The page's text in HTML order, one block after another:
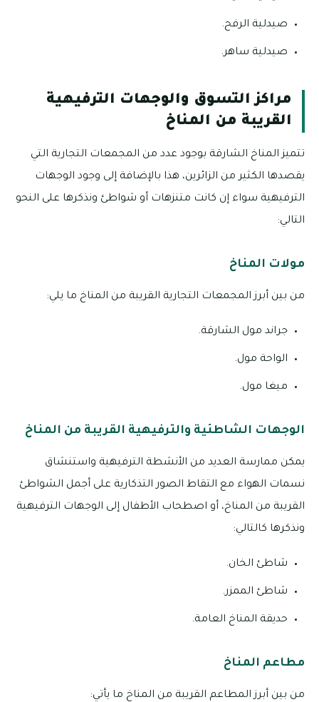
صيدلية الرفح.
صيدلية ساهر.
مراكز التسوق والوجهات الترفيهية
القريبة من المناخ
تتميز المناخ الشارقة بوجود عدد من المجمعات التجارية التي
يقصدها الكثير من الزائرين، هذا بالإضافة إلى وجود الوجهات
الترفيهية سواء إن كانت متنزهات أو شواطئ ونذكرها على النحو
التالي:
مولات المناخ
من بين أبرز المجمعات التجارية القريبة من المناخ ما يلي:
جراند مول الشارقة.
الواحة مول.
ميغا مول.
الوجهات الشاطئية والترفيهية القريبة من المناخ
يمكن ممارسة العديد من الأنشطة الترفيهية واستنشاق
نسمات الهواء مع التقاط الصور التذكارية على أجمل الشواطئ
القريبة من المناخ، أو اصطحاب الأطفال إلى الوجهات الترفيهية
ونذكرها كالتالي:
شاطئ الخان.
شاطئ الممزر.
حديقة المناخ العامة.
مطاعم المناخ
من بين أبرز المطاعم القريبة من المناخ ما يأتي: